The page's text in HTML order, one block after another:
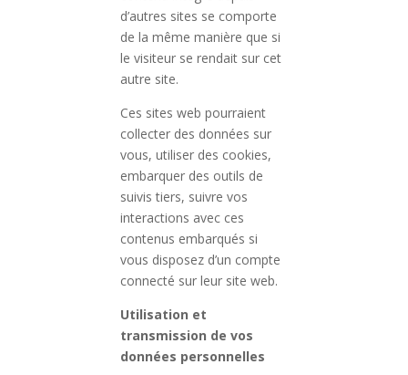
d’autres sites se comporte
de la même manière que si
le visiteur se rendait sur cet
autre site.
Ces sites web pourraient
collecter des données sur
vous, utiliser des cookies,
embarquer des outils de
suivis tiers, suivre vos
interactions avec ces
contenus embarqués si
vous disposez d’un compte
connecté sur leur site web.
Utilisation et
transmission de vos
données personnelles